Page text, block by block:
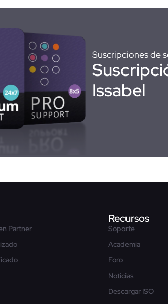
Suscripciones de
Issabel
Partner
Recursos
Soporte
Academia
Foro
Noticias
Descargar ISO